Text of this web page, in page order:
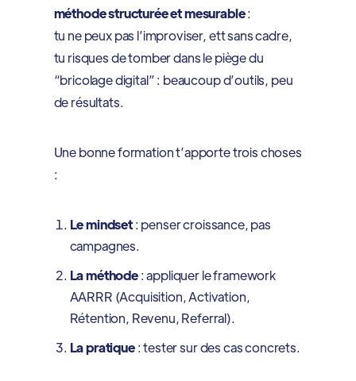
méthode structurée et mesurable:
tu ne peux pas l’improviser, ett sans cadre,
tu risques de tomber dans le piège du
“bricolage digital” : beaucoup d’outils, peu
de résultats.
Une bonne formation t’apporte trois choses
:
Le mindset: penser croissance, pas
campagnes.
La méthode: appliquer le framework
AARRR (Acquisition, Activation,
Rétention, Revenu, Referral).
La pratique: tester sur des cas concrets.